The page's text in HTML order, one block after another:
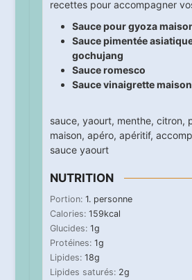
recettes pour accompagner
Sauce pour gyoza
Sauce pimentée
gochujang
Sauce romesco
Sauce vinaigrette maison
sauce, yaourt, menthe, citron,
maison, apéro, apéritif,
sauce yaourt
NUTRITION
Portion: 1. personne
Calories: 159kcal
Glucides: 1g
Protéines: 1g
Lipides: 18g
Lipides saturés: 2g